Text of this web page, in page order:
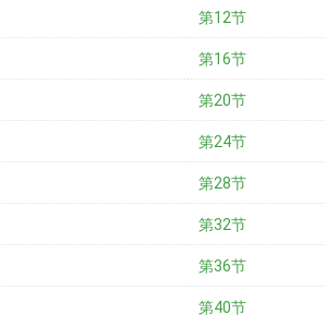
第12节
第16节
第20节
第24节
第28节
第32节
第36节
第40节